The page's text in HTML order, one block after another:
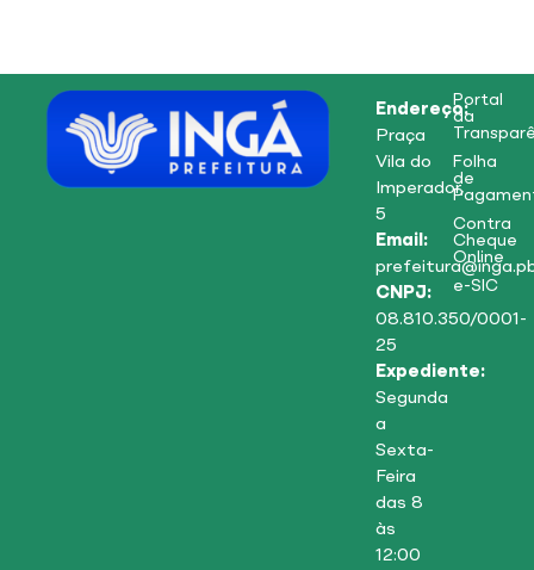
Endereço:
Praça
Vila do
Imperador,
5
Email:
CNPJ:
08.810.350/0001-
25
Expediente:
Segunda
a
Sexta-
Feira
das 8
às
12:00
Portal
da
Folha
de
Contra
Cheque
Online
e-SIC